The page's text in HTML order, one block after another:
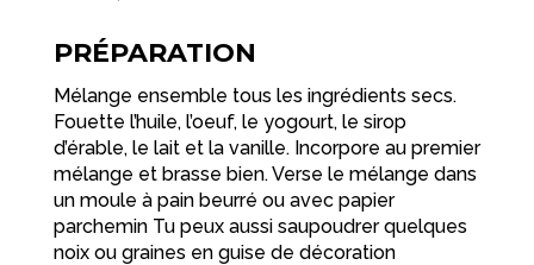
PRÉPARATION
Mélange ensemble tous les ingrédients secs.
Fouette l’huile, l’oeuf, le yogourt, le sirop
d’érable, le lait et la vanille. Incorpore au premier
mélange et brasse bien. Verse le mélange dans
un moule à pain beurré ou avec papier
parchemin Tu peux aussi saupoudrer quelques
noix ou graines en guise de décoration